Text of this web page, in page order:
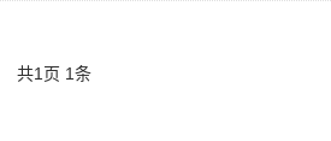
共1 页 1条